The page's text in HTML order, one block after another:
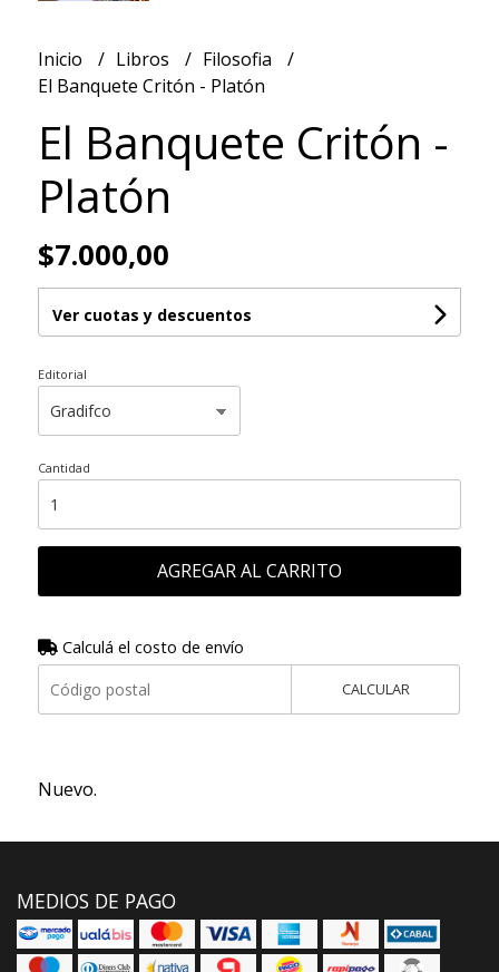
Inicio Libros
Filosofia
El Banquete Critón - Platón
El Banquete Critón -
Platón
$7.000,00
Ver cuotas y descuentos
Editorial
Cantidad
AGREGAR AL CARRITO
Calculá el costo de envío
CALCULAR
Nuevo.
MEDIOS DE PAGO